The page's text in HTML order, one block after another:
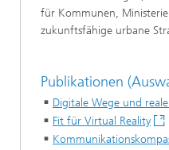
für Kommunen,
zukunftsfähige urbane
Publikationen
Digitale Wege und
Fit für Virtual Reality